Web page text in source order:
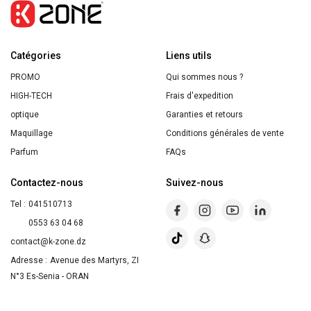
Catégories
PROMO
HIGH-TECH
optique
Maquillage
Parfum
Liens utils
Qui sommes nous ?
Frais d'expedition
Garanties et retours
Conditions générales de vente
FAQs
Contactez-nous
Tel : 041510713
0553 63 04 68
contact@k-zone.dz
Adresse : Avenue des Martyrs, ZI
N°3 Es-Senia - ORAN
Suivez-nous